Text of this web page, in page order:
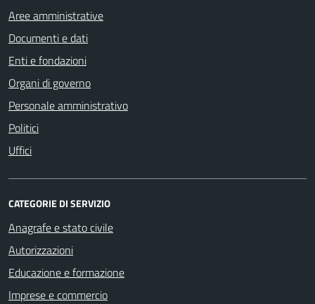
Aree amministrative
Documenti e dati
Enti e fondazioni
Organi di governo
Personale amministrativo
Politici
Uffici
CATEGORIE DI SERVIZIO
Anagrafe e stato civile
Autorizzazioni
Educazione e formazione
Imprese e commercio